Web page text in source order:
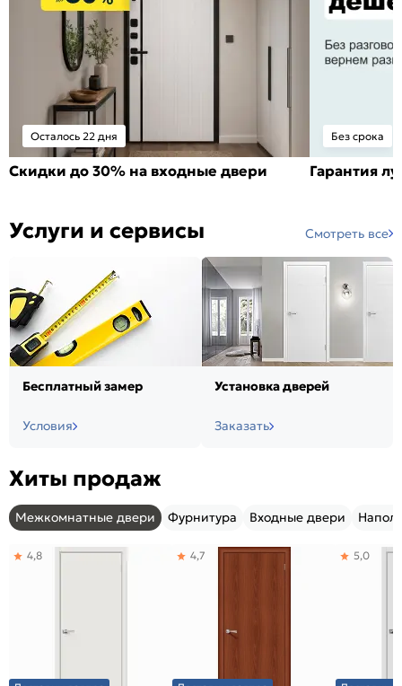
Осталось 22 дня
Скидки до 30% на входные двери
Без срока
Гарантия
Услуги и сервисы Смотреть все
Бесплатный замер
Условия
Установка дверей
Заказать
Хиты продаж
Межкомнатные двери Фурнитура Входные двери
4,8 4,7 5,0